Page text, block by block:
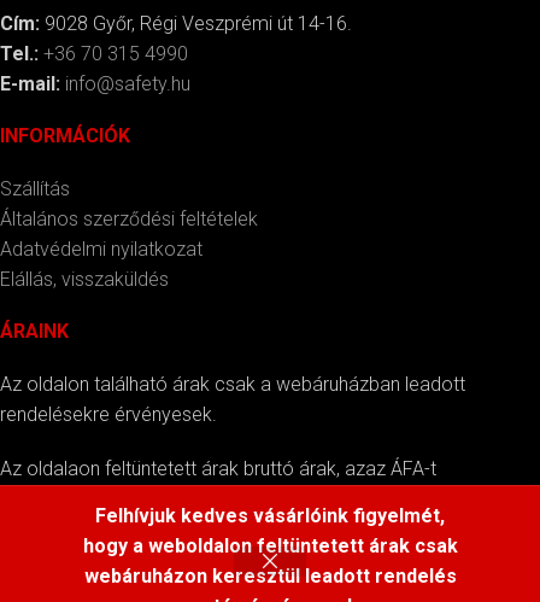
Felhívjuk kedves vásárlóink figyelmét,
hogy a weboldalon feltüntetett árak csak
webáruházon keresztül leadott rendelés
Cím: 9028 Győr, Régi Veszprémi út 14-16.
Tel.: +36 70 315 4990
E-mail: info@safety.hu
INFORMÁCIÓK
Szállítás
Általános szerződési feltételek
Adatvédelmi nyilatkozat
Elállás, visszaküldés
ÁRAINK
Az oldalon található árak csak a webáruházban leadott
rendelésekre érvényesek.
Az oldalaon feltüntetett árak bruttó árak, azaz ÁFA-t